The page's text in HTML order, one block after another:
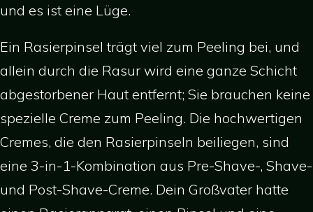
und es ist eine Lüge.
Ein Rasierpinsel trägt viel zum Peeling bei, und
allein durch die Rasur wird eine ganze Schicht
abgestorbener Haut entfernt; Sie brauchen keine
spezielle Creme zum Peeling. Die hochwertigen
Cremes, die den Rasierpinseln beiliegen, sind
eine 3-in-1-Kombination aus Pre-Shave-, Shave-
und Post-Shave-Creme. Dein Großvater hatte